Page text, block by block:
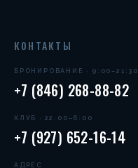
КОНТАКТЫ
БРОНИРОВАНИЕ · 9:00–21:30
+7 (846) 268-88-82
КЛУБ · 22:00–6:00
+7 (927) 652-16-14
АДРЕС